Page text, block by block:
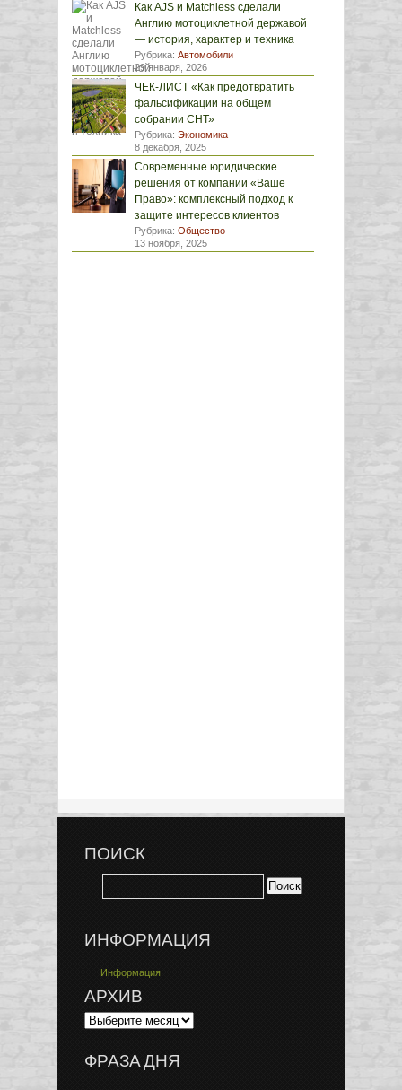
Как AJS и Matchless сделали
Англию мотоциклетной державой
— история, характер и техника
Рубрика: Автомобили
29 января, 2026
ЧЕК-ЛИСТ «Как предотвратить
фальсификации на общем
собрании СНТ»
Рубрика: Экономика
8 декабря, 2025
Современные юридические
решения от компании «Ваше
Право»: комплексный подход к
защите интересов клиентов
Рубрика: Общество
13 ноября, 2025
ПОИСК
ИНФОРМАЦИЯ
Информация
АРХИВ
ФРАЗА ДНЯ